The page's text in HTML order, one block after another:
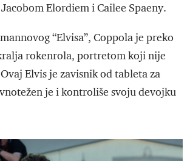
Elordiem i Cailee Spaeny.
“Elvisa”, Coppola je preko
rokenrola, portretom koji nije
Elvis je zavisnik od tableta za
je i kontroliše svoju devojku